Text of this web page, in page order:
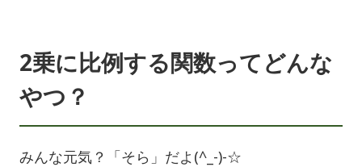
2乗に比例する関数ってどんな
やつ？
みんな元気？「そら」だよ(^_-)-☆